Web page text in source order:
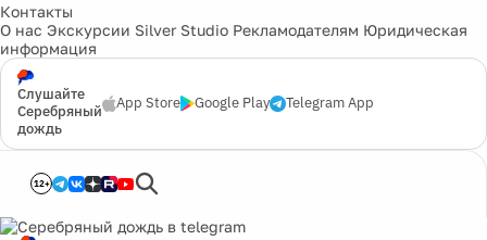
Контакты
О нас Экскурсии Silver Studio Рекламодателям Юридическая
информация
Слушайте
Серебряный
дождь
App Store Google Play Telegram App
12+